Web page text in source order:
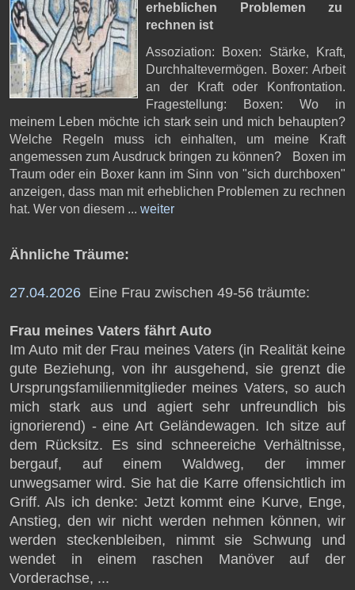
erheblichen Problemen zu
rechnen ist
Assoziation: Boxen: Stärke, Kraft,
Durchhaltevermögen. Boxer: Arbeit
an der Kraft oder Konfrontation.
Fragestellung: Boxen: Wo in
meinem Leben möchte ich stark sein und mich behaupten?
Welche Regeln muss ich einhalten, um meine Kraft
angemessen zum Ausdruck bringen zu können? Boxen im
Traum oder ein Boxer kann im Sinn von "sich durchboxen"
anzeigen, dass man mit erheblichen Problemen zu rechnen
hat. Wer von diesem ... weiter
Ähnliche Träume:
27.04.2026 Eine Frau zwischen 49-56 träumte:
Frau meines Vaters fährt Auto
Im Auto mit der Frau meines Vaters (in Realität keine
gute Beziehung, von ihr ausgehend, sie grenzt die
Ursprungsfamilienmitglieder meines Vaters, so auch
mich stark aus und agiert sehr unfreundlich bis
ignorierend) - eine Art Geländewagen. Ich sitze auf
dem Rücksitz. Es sind schneereiche Verhältnisse,
bergauf, auf einem Waldweg, der immer
unwegsamer wird. Sie hat die Karre offensichtlich im
Griff. Als ich denke: Jetzt kommt eine Kurve, Enge,
Anstieg, den wir nicht werden nehmen können, wir
werden steckenbleiben, nimmt sie Schwung und
wendet in einem raschen Manöver auf der
Vorderachse, ...